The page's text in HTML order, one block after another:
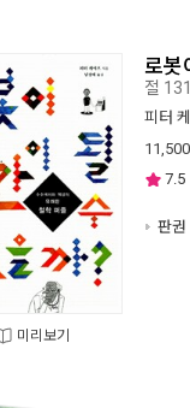
미리보기
로봇
절
피터
11,500
7.5
판권